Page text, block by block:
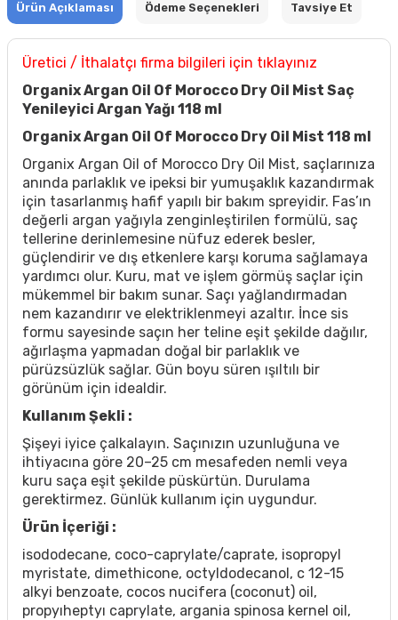
Ürün Açıklaması Ödeme Seçenekleri Tavsiye Et
Üretici / İthalatçı firma bilgileri için tıklayınız
Organix Argan Oil Of Morocco Dry Oil Mist Saç
Yenileyici Argan Yağı 118 ml
Organix Argan Oil Of Morocco Dry Oil Mist 118 ml
Organix Argan Oil of Morocco Dry Oil Mist, saçlarınıza
anında parlaklık ve ipeksi bir yumuşaklık kazandırmak
için tasarlanmış hafif yapılı bir bakım spreyidir. Fas’ın
değerli argan yağıyla zenginleştirilen formülü, saç
tellerine derinlemesine nüfuz ederek besler,
güçlendirir ve dış etkenlere karşı koruma sağlamaya
yardımcı olur. Kuru, mat ve işlem görmüş saçlar için
mükemmel bir bakım sunar. Saçı yağlandırmadan
nem kazandırır ve elektriklenmeyi azaltır. İnce sis
formu sayesinde saçın her teline eşit şekilde dağılır,
ağırlaşma yapmadan doğal bir parlaklık ve
pürüzsüzlük sağlar. Gün boyu süren ışıltılı bir
görünüm için idealdir.
Kullanım Şekli :
Şişeyi iyice çalkalayın. Saçınızın uzunluğuna ve
ihtiyacına göre 20–25 cm mesafeden nemli veya
kuru saça eşit şekilde püskürtün. Durulama
gerektirmez. Günlük kullanım için uygundur.
Ürün İçeriği :
isododecane, coco-caprylate/caprate, isopropyl
myristate, dimethicone, octyldodecanol, c 12-15
alkyi benzoate, cocos nucifera (coconut) oil,
propyıheptyı caprylate, argania spinosa kernel oil,